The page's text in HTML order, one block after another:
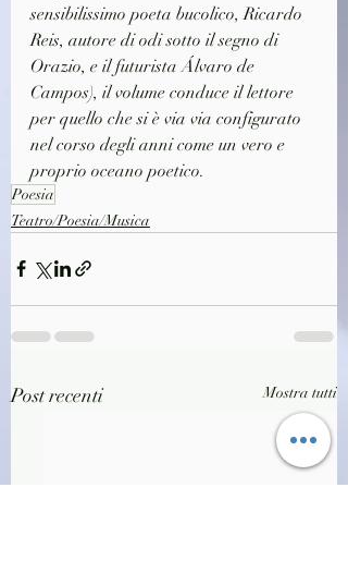
sensibilissimo poeta bucolico, Ricardo
Reis, autore di odi sotto il segno di
Orazio, e il futurista Álvaro de
Campos), il volume conduce il lettore
per quello che si è via via configurato
nel corso degli anni come un vero e
proprio oceano poetico.
Poesia
Teatro/Poesia/Musica
Post recenti Mostra tutti